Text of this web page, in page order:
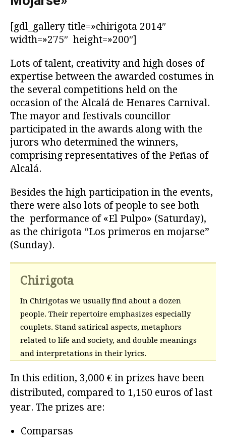
[gdl_gallery title=»chirigota 2014″
width=»275″ height=»200″]
Lots of talent, creativity and high doses of
expertise between the awarded costumes in
the several competitions held on the
occasion of the Alcalá de Henares Carnival.
The mayor and festivals councillor
participated in the awards along with the
jurors who determined the winners,
comprising representatives of the Peñas of
Alcalá.
Besides the high participation in the events,
there were also lots of people to see both
the performance of «El Pulpo» (Saturday),
as the chirigota “Los primeros en mojarse”
(Sunday).
Chirigota
In Chirigotas we usually find about a dozen
people. Their repertoire emphasizes especially
couplets. Stand satirical aspects, metaphors
related to life and society, and double meanings
and interpretations in their lyrics.
In this edition, 3,000 € in prizes have been
distributed, compared to 1,150 euros of last
year. The prizes are:
Comparsas